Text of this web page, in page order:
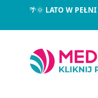
🌴🌞LATO W PEŁNI